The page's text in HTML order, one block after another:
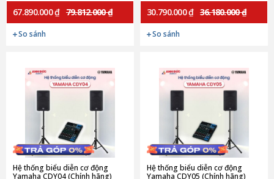
67.890.000 ₫ 79.812.000 ₫
So sánh
30.790.000 ₫ 36.180.000 ₫
So sánh
Hệ thống biểu diễn cơ động
Yamaha CDY04 (Chính hãng)
Hệ thống biểu diễn cơ động
Yamaha CDY05 (Chính hãng)